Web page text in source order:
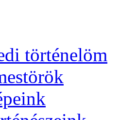
történelöm